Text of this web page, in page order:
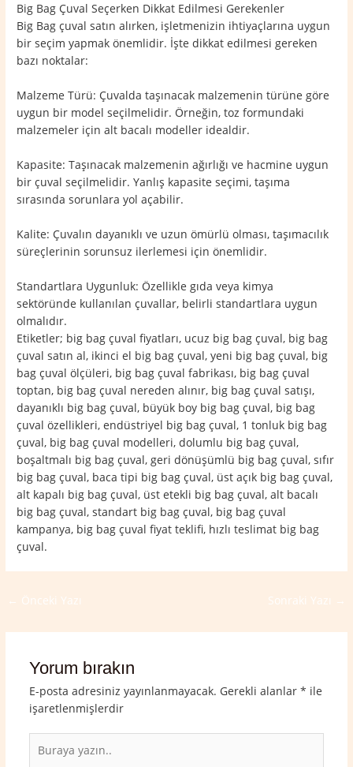
Big Bag Çuval Seçerken Dikkat Edilmesi Gerekenler
Big Bag çuval satın alırken, işletmenizin ihtiyaçlarına uygun
bir seçim yapmak önemlidir. İşte dikkat edilmesi gereken
bazı noktalar:
Malzeme Türü: Çuvalda taşınacak malzemenin türüne göre
uygun bir model seçilmelidir. Örneğin, toz formundaki
malzemeler için alt bacalı modeller idealdir.
Kapasite: Taşınacak malzemenin ağırlığı ve hacmine uygun
bir çuval seçilmelidir. Yanlış kapasite seçimi, taşıma
sırasında sorunlara yol açabilir.
Kalite: Çuvalın dayanıklı ve uzun ömürlü olması, taşımacılık
süreçlerinin sorunsuz ilerlemesi için önemlidir.
Standartlara Uygunluk: Özellikle gıda veya kimya
sektöründe kullanılan çuvallar, belirli standartlara uygun
olmalıdır.
Etiketler; big bag çuval fiyatları, ucuz big bag çuval, big bag
çuval satın al, ikinci el big bag çuval, yeni big bag çuval, big
bag çuval ölçüleri, big bag çuval fabrikası, big bag çuval
toptan, big bag çuval nereden alınır, big bag çuval satışı,
dayanıklı big bag çuval, büyük boy big bag çuval, big bag
çuval özellikleri, endüstriyel big bag çuval, 1 tonluk big bag
çuval, big bag çuval modelleri, dolumlu big bag çuval,
boşaltmalı big bag çuval, geri dönüşümlü big bag çuval, sıfır
big bag çuval, baca tipi big bag çuval, üst açık big bag çuval,
alt kapalı big bag çuval, üst etekli big bag çuval, alt bacalı
big bag çuval, standart big bag çuval, big bag çuval
kampanya, big bag çuval fiyat teklifi, hızlı teslimat big bag
çuval.
← Önceki Yazı Sonraki Yazı →
Yorum bırakın
E-posta adresiniz yayınlanmayacak. Gerekli alanlar * ile
işaretlenmişlerdir
yazın..